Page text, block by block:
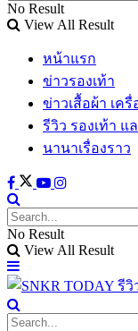
No Result
View All Result
หน้าแรก
ข่าวรองเท้า
ข่าวเสื้อผ้า เค
รีวิว รองเท้า
นานาเรื่องราว
No Result
View All Result